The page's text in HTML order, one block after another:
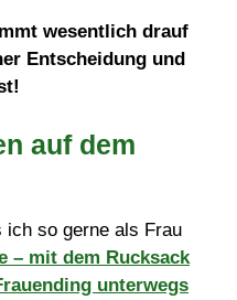
wesentlich drauf
Entscheidung und
auf dem
so gerne als Frau
– mit dem Rucksack
unterwegs